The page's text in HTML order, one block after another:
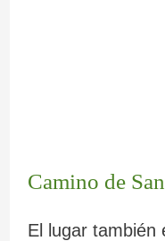
Camino de
El lugar también